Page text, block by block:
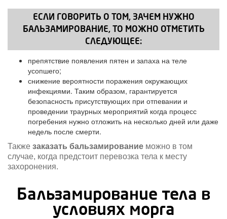
ЕСЛИ ГОВОРИТЬ О ТОМ, ЗАЧЕМ НУЖНО
БАЛЬЗАМИРОВАНИЕ, ТО МОЖНО ОТМЕТИТЬ
СЛЕДУЮЩЕЕ:
препятствие появления пятен и запаха на теле
усопшего;
снижение вероятности поражения окружающих
инфекциями. Таким образом, гарантируется
безопасность присутствующих при отпевании и
проведении траурных мероприятий когда процесс
погребения нужно отложить на несколько дней или даже
недель после смерти.
Также заказать бальзамирование можно в том
случае, когда предстоит перевозка тела к месту
захоронения.
Бальзамирование тела в
условиях морга